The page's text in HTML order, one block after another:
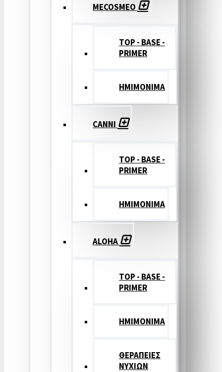
MECOSMEO
TOP - BASE -
PRIMER
ΗΜΙΜΟΝΙΜΑ
CANNI
TOP - BASE -
PRIMER
ΗΜΙΜΟΝΙΜΑ
ALOHA
TOP - BASE -
PRIMER
ΗΜΙΜΟΝΙΜΑ
ΘΕΡΑΠΕΙΕΣ
ΝΥΧΙΩΝ